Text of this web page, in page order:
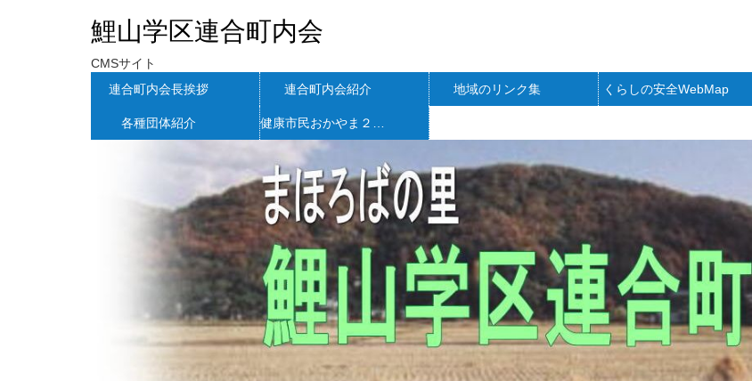
鯉山学区連合町内会
CMSサイト
連合町内会長挨拶
連合町内会紹介 地域のリンク集 くらしの安全WebMap
各種団体紹介